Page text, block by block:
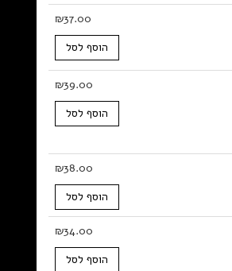
₪37.00
הוסף לסל
₪39.00
הוסף לסל
₪38.00
הוסף לסל
₪34.00
הוסף לסל